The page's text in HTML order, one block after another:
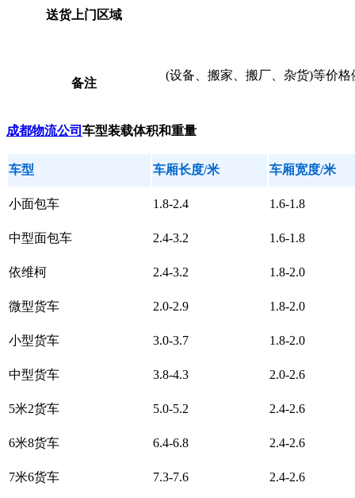
送货上门区域
备注
(设备、搬家、搬厂、杂货)等价
成都物流公司 车型装载体积和重量
车型 车厢长度/米 车厢宽度/米
小面包车 1.8-2.4 1.6-1.8
中型面包车 2.4-3.2 1.6-1.8
依维柯 2.4-3.2 1.8-2.0
微型货车 2.0-2.9 1.8-2.0
小型货车 3.0-3.7 1.8-2.0
中型货车 3.8-4.3 2.0-2.6
5米2货车 5.0-5.2 2.4-2.6
6米8货车 6.4-6.8 2.4-2.6
7米6货车 7.3-7.6 2.4-2.6